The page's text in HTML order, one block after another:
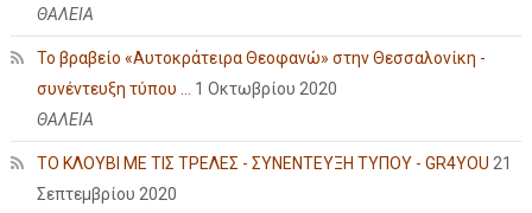
ΘΑΛΕΙΑ
Το βραβείο «Αυτοκράτειρα Θεοφανώ» στην Θεσσαλονίκη -
συνέντευξη τύπου ...
1 Οκτωβρίου 2020
ΘΑΛΕΙΑ
ΤΟ ΚΛΟΥΒΙ ΜΕ ΤΙΣ ΤΡΕΛΕΣ - ΣΥΝΕΝΤΕΥΞΗ ΤΥΠΟΥ - GR4YOU 21
Σεπτεμβρίου 2020